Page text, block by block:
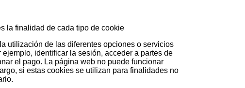
la finalidad de cada tipo de cookie
utilización de las diferentes opciones o servicios
identificar la sesión, acceder a partes de
el pago. La página web no puede funcionar
si estas cookies se utilizan para finalidades no